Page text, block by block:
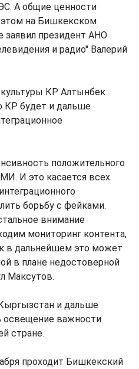
А общие ценности
на Бишкекском
заявил президент АНО
и радио" Валерий
КР Алтынбек
КР будет и дальше
положительного
И это касается всех
борьбу с фейками.
внимание
мониторинг контента,
в дальнейшем это может
в плане недостоверной
Максутов.
и дальше
освещение важности
стране.
проходит Бишкекский